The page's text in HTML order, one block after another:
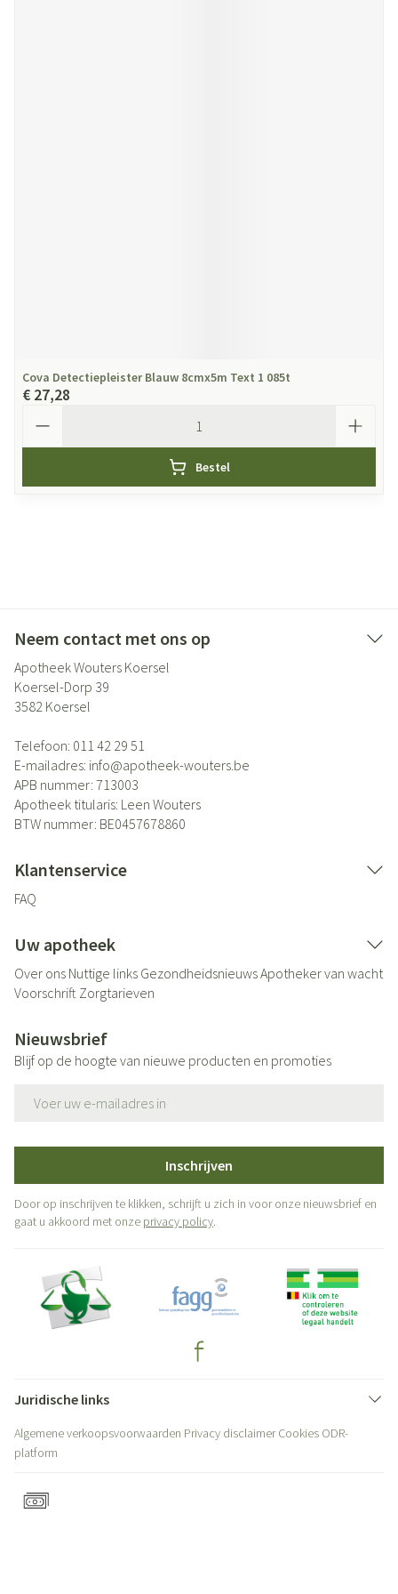
Cova Detectiepleister Blauw 8cmx5m Text 1 085t
€ 27,28
Bestel
Neem contact met ons op
Apotheek Wouters Koersel
Koersel-Dorp 39
3582 Koersel
Telefoon: 011 42 29 51
E-mailadres: info@apotheek-wouters.be
APB nummer: 713003
Apotheek titularis: Leen Wouters
BTW nummer: BE0457678860
Klantenservice
FAQ
Uw apotheek
Over ons Nuttige links GezondheidsnieuwsApotheker van wacht
Voorschrift Zorgtarieven
Nieuwsbrief
Blijf op de hoogte van nieuwe producten en promoties
Inschrijven
Door op inschrijven te klikken, schrijft u zich in voor onze nieuwsbrief en
gaat u akkoord met onze privacy policy.
Juridische links
Algemene verkoopsvoorwaarden Privacy disclaimer Cookies ODR-
platform